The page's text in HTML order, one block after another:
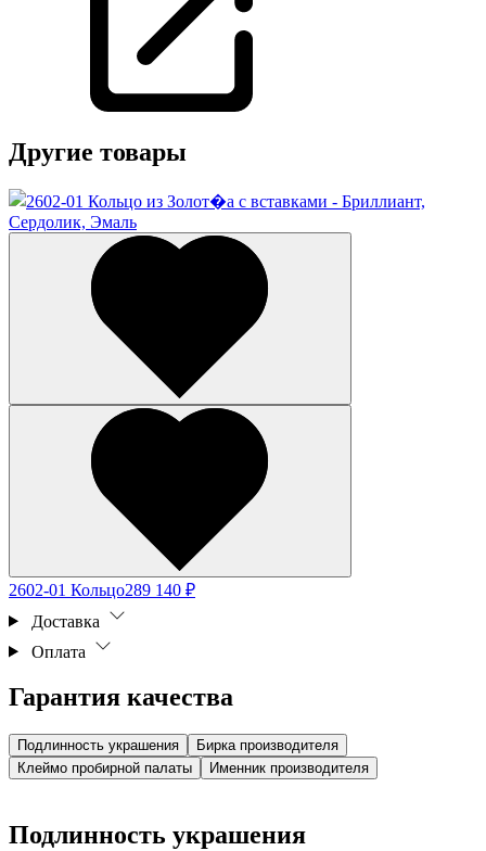
Другие товары
2602-01 Кольцо289 140 ₽
Доставка
Оплата
Гарантия качества
Подлинность украшения
Бирка производителя
Клеймо пробирной палаты
Именник производителя
Подлинность украшения